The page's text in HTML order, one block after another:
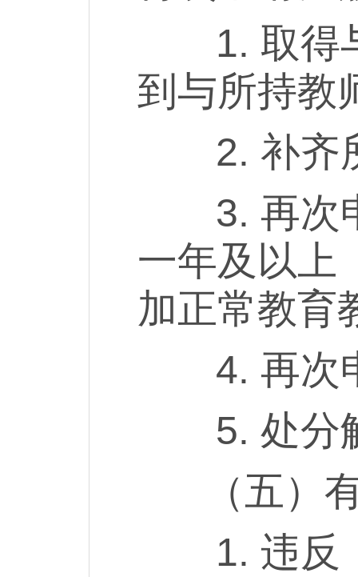
1. 取得与
到与所持教
2. 补齐
3. 再次申
一年及以上
加正常教育
4. 再次申
5. 处分解
（五）有
1. 违反《